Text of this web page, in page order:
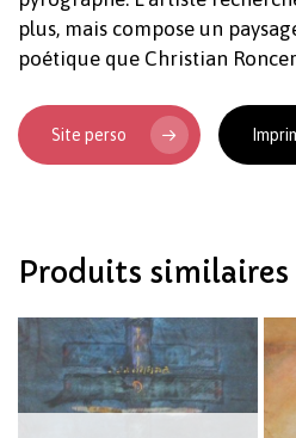
Votre
plus, mais compose un
poétique que Christian
Site perso
Produits similaires